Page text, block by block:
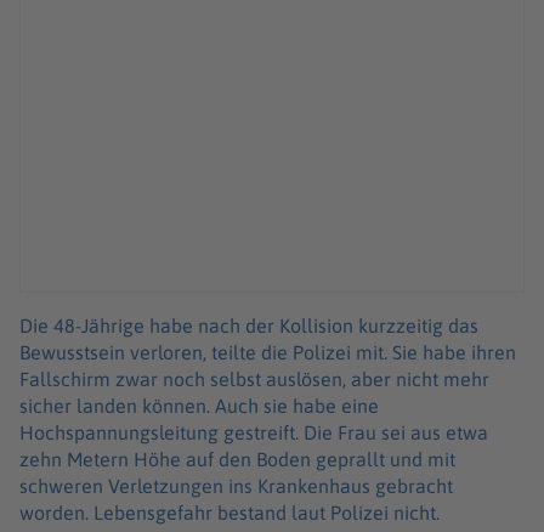
Die 48-Jährige habe nach der Kollision kurzzeitig das
Bewusstsein verloren, teilte die Polizei mit. Sie habe ihren
Fallschirm zwar noch selbst auslösen, aber nicht mehr
sicher landen können. Auch sie habe eine
Hochspannungsleitung gestreift. Die Frau sei aus etwa
zehn Metern Höhe auf den Boden geprallt und mit
schweren Verletzungen ins Krankenhaus gebracht
worden. Lebensgefahr bestand laut Polizei nicht.